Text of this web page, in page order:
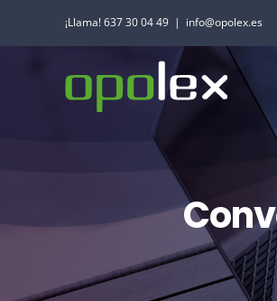
¡Llama! 637 30 04 49 | info@opolex.es